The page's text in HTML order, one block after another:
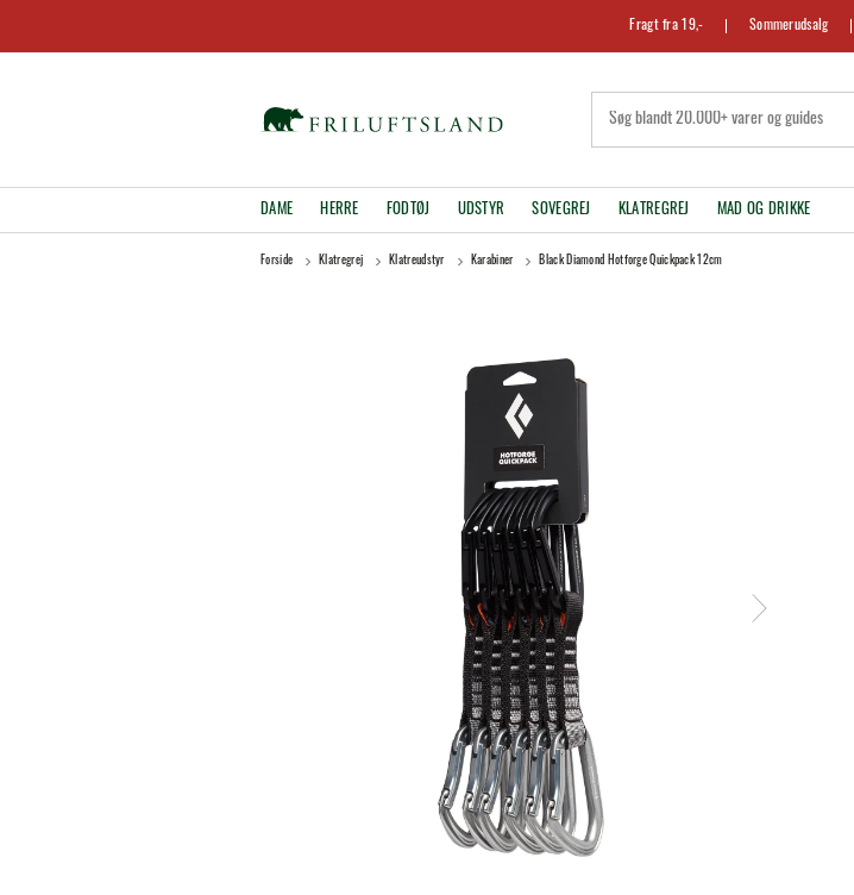
Fragt fra 19,- Sommerudsalg
DAME HERRE FODTØJ UDSTYR SOVEGREJ KLATREGREJ MAD OG DRIKKE
Forside Klatregrej Klatreudstyr Karabiner Black Diamond Hotforge Quickpack 12cm